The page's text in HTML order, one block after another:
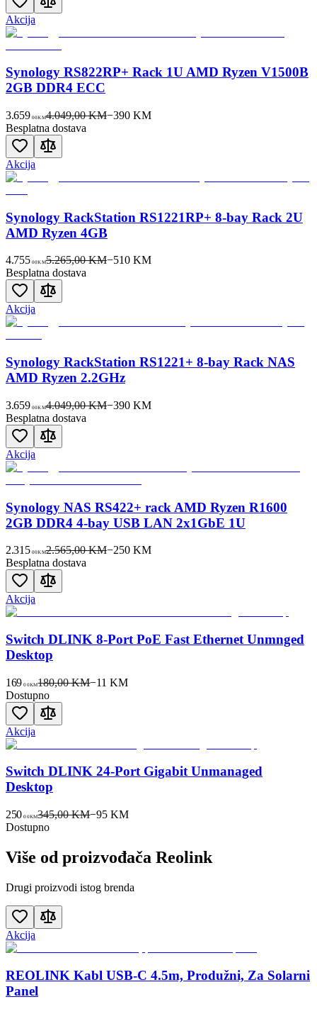
Akcija
Synology RS822RP+ Rack 1U AMD Ryzen V1500B
2GB DDR4 ECC
3.659 00KM4.049,00 KM−390KM
Besplatna dostava
Akcija
Synology RackStation RS1221RP+ 8-bay Rack 2U
AMD Ryzen 4GB
4.755 00KM5.265,00 KM−510KM
Besplatna dostava
Akcija
Synology RackStation RS1221+ 8-bay Rack NAS
AMD Ryzen 2.2GHz
3.659 00KM4.049,00 KM−390KM
Besplatna dostava
Akcija
Synology NAS RS422+ rack AMD Ryzen R1600
2GB DDR4 4-bay USB LAN 2x1GbE 1U
2.315 00KM2.565,00 KM−250KM
Besplatna dostava
Akcija
Switch DLINK 8-Port PoE Fast Ethernet Unmnged
Desktop
169 00KM180,00 KM−11 KM
Dostupno
Akcija
Switch DLINK 24-Port Gigabit Unmanaged
Desktop
250 00KM345,00 KM−95 KM
Dostupno
Više od proizvođača Reolink
Drugi proizvodi istog brenda
Akcija
REOLINK Kabl USB-C 4.5m, Produžni, Za Solarni
Panel